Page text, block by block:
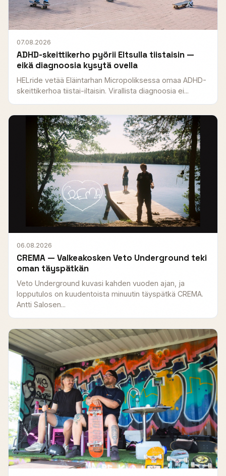
07.08.2026
ADHD-skeittikerho pyörii Eltsulla tiistaisin —
eikä diagnoosia kysytä ovella
HELride vetää Eläintarhan Micropoliksessa omaa ADHD-
skeittikerhoa tiistai-iltaisin. Virallista diagnoosia ei...
06.08.2026
CREMA — Valkeakosken Veto Underground teki
oman täyspätkän
Veto Underground kuvasi kahden vuoden ajan, ja
lopputulos on kuudentoista minuutin täyspätkä CREMA.
Antti Salosen...